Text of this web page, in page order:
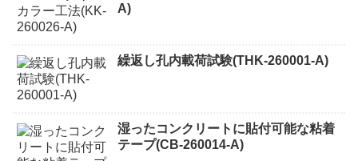
A)
繰返し孔内載荷試験(THK-260001-A)
湿ったコンクリートに貼付可能な粘着
テープ(CB-260014-A)